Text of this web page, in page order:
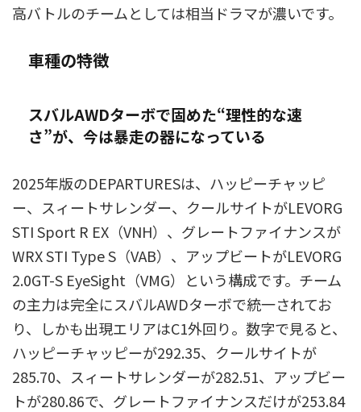
高バトルのチームとしては相当ドラマが濃いです。
車種の特徴
スバルAWDターボで固めた“理性的な速
さ”が、今は暴走の器になっている
2025年版のDEPARTURESは、ハッピーチャッピ
ー、スィートサレンダー、クールサイトがLEVORG
STI Sport R EX（VNH）、グレートファイナンスが
WRX STI Type S（VAB）、アップビートがLEVORG
2.0GT-S EyeSight（VMG）という構成です。チーム
の主力は完全にスバルAWDターボで統一されてお
り、しかも出現エリアはC1外回り。数字で見ると、
ハッピーチャッピーが292.35、クールサイトが
285.70、スィートサレンダーが282.51、アップビー
トが280.86で、グレートファイナンスだけが253.84